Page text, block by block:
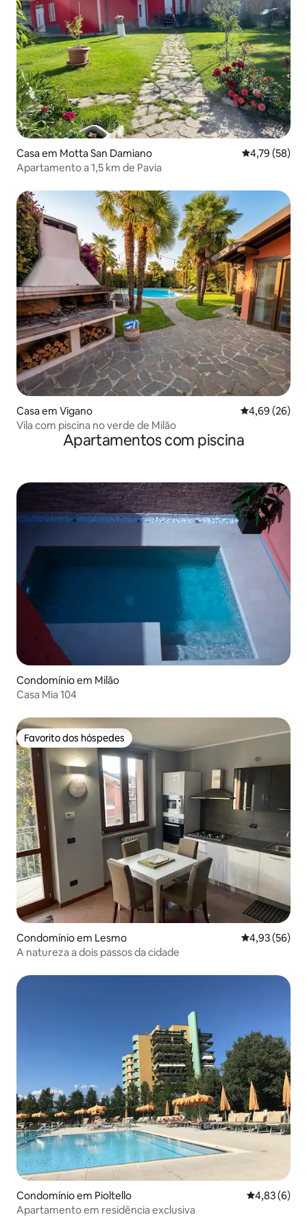
Casa em Motta San Damiano Classificação
4,79 (58)
Apartamento a 1,5 km de Pavia
Casa em Vigano Classificação
4,69 (26)
Vila com piscina no verde de Milão
Apartamentos com piscina
Condomínio em Milão
Casa Mia 104
Favorito dos hóspedes
Favorito dos hóspedes
Condomínio em Lesmo Classificação
4,93 (56)
A natureza a dois passos da cidade
Condomínio em Pioltello
4,83 (6)
Apartamento em residência exclusiva